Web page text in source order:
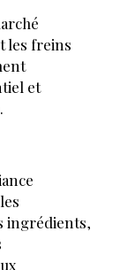
les freins
et
ingrédients,